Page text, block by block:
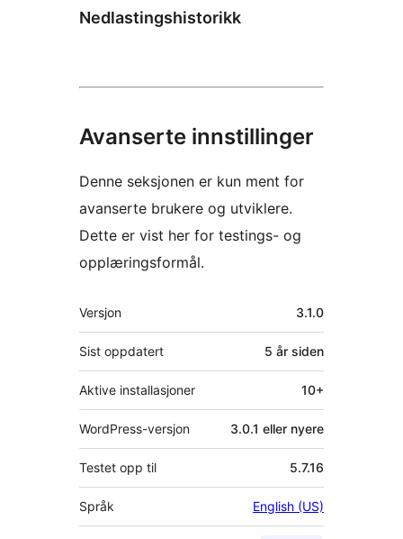
Nedlastingshistorikk
Avanserte innstillinger
Denne seksjonen er kun ment for
avanserte brukere og utviklere.
Dette er vist her for testings- og
opplæringsformål.
Meta
Versjon 3.1.0
Sist oppdatert 5 år siden
Aktive installasjoner 10+
WordPress-versjon 3.0.1 eller nyere
Testet opp til 5.7.16
Språk English (US)